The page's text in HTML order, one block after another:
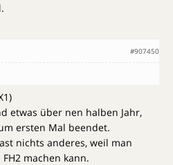
#907450
etwas über nen halben Jahr,
ersten Mal beendet.
nichts anderes, weil man
machen kann.